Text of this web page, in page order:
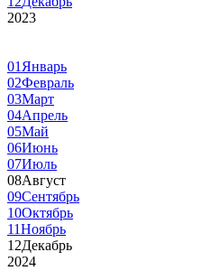
2023
01 Январь
02Февраль
03Март
04Апрель
05Май
06Июнь
07Июль
08Август
09Сентябрь
10Октябрь
11Ноябрь
12Декабрь
2024